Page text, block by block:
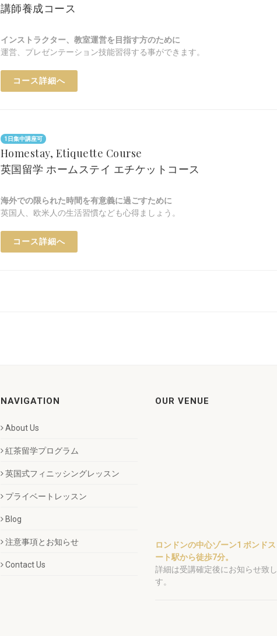
講師養成コース
インストラクター、教室運営を目指す方のために
運営、プレゼンテーション技能習得する事ができます。
コース詳細へ
1日集中講座可
Homestay, Etiquette Course
英国留学 ホームステイ エチケットコース
海外での限られた時間を有意義に過ごすために
英国人、欧米人の生活習慣なども心得ましょう。
コース詳細へ
NAVIGATION
About Us
紅茶留学プログラム
英国式フィニッシングレッスン
プライベートレッスン
Blog
注意事項とお知らせ
Contact Us
OUR VENUE
ロンドンの中心ゾーン1 ボンドス
ート駅から徒歩7分。
詳細は受講確定後にお知らせ致
す。